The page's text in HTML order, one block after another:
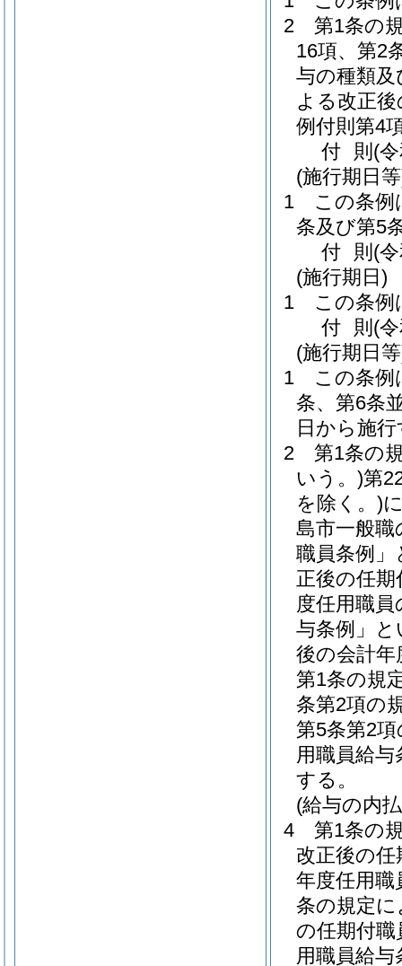
2
第1条の
16項、第2
与の種類
よる改正
例付則第4
付 則 (
(施行期日
1
この条例
条及び第5
付 則 (
(施行期日)
1
この条例
付 則 (
(施行期日
1
この条例
条、第6条
日から施
2
第1条の
いう。)第
を除く。)
島市一般職
職員条例」
正後の任
度任用職
与条例」と
後の会計年
第1条の規
条第2項の
第5条第2
用職員給
する。
(給与の内
4
第1条の
改正後の
年度任用
条の規定
の任期付
用職員給